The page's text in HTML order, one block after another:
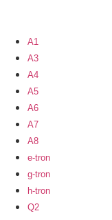
A1
A3
A4
A5
A6
A7
A8
e-tron
g-tron
h-tron
Q2